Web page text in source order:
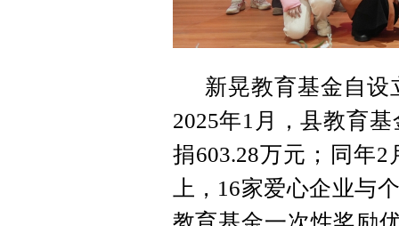
新晃教育基金自
2025年1月，县教育
捐603.28万元；同年
上，16家爱心企业与